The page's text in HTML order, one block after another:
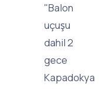
"Balon
uçuşu
dahil 2
gece
Kapadokya